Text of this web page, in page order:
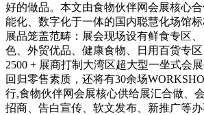
好的做品。本文由食物伙伴网会展核心
能化、数字化于一体的国内聪慧化场馆标
展品笼盖范畴：展会现场设有鲜食专区
色、外贸优品、健康食物、日用百货专区
2500 + 展商打制大湾区超大型一坐式会
回归零售素质，还将有30余场
行,食物伙伴网会展核心供给展汇合做、
招商、告白宣传、软文发布、新推广等